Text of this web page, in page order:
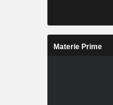
Materie Prime